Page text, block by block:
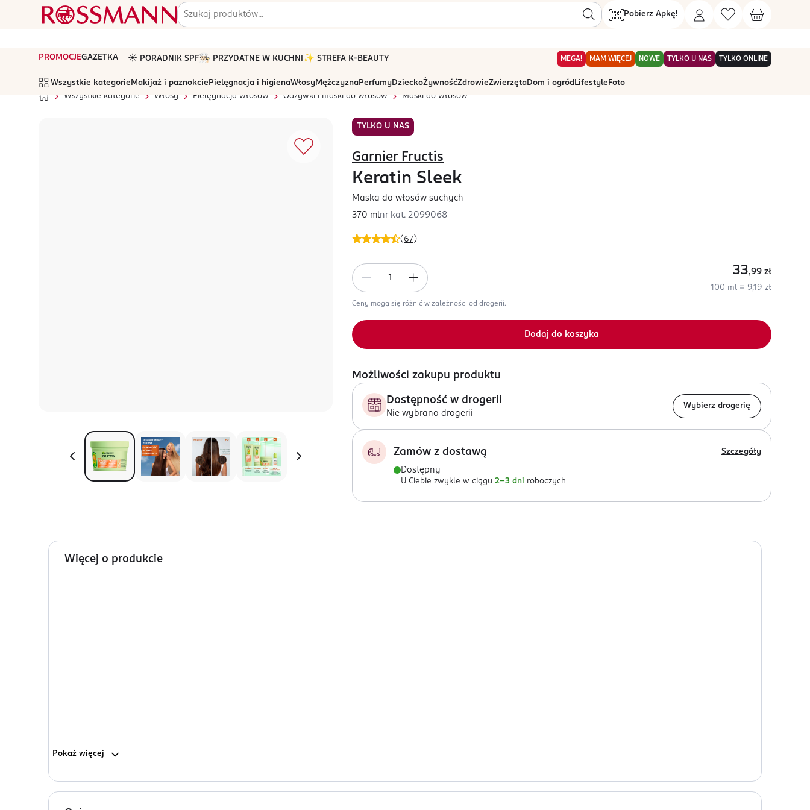
Pobierz Apkę!
PROMOCJEGAZETKA ☀️ PORADNIK SPF🧑🏻‍🍳 PRZYDATNE W KUCHNI ✨ STREFA K-BEAUTY MEGA! MAM WIĘCEJ NOWE TYLKO U NAS TYLKO ONLINE
Wszystkie kategorie Makijaż i paznokcie Pielęgnacja i higienaWłosyMężczyznaPerfumyDzieckoŻywnośćZdrowieZwierzętaDom i ogród Lifestyle Foto
Wszystkie kategorie
Włosy Pielęgnacja włosów Odżywki i maski do włosów Maski do włosów
TYLKO U NAS
( 67)
Garnier Fructis
Keratin Sleek
Maska do włosów suchych
370 mlnr kat. 2099068
33,99 zł
100 ml = 9,19 zł
Ceny mogą się różnić w zależności od drogerii.
Dodaj do koszyka
Możliwości zakupu produktu
Dostępność w drogerii
Nie wybrano drogerii
Wybierz drogerię
Zamów z dostawą Szczegóły
Dostępny
U Ciebie zwykle w ciągu 2-3 dni roboczych
Więcej o produkcie
Pokaż więcej